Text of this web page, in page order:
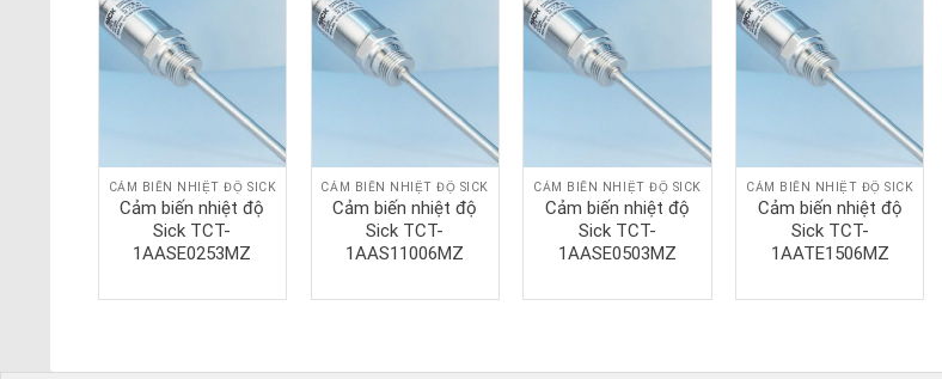
CẢM BIẾN NHIỆT ĐỘ SICK
Cảm biến nhiệt độ
Sick TCT-
1AASE0253MZ
CẢM BIẾN NHIỆT ĐỘ SICK
Cảm biến nhiệt độ
Sick TCT-
1AAS11006MZ
CẢM BIẾN NHIỆT ĐỘ SICK
Cảm biến nhiệt độ
Sick TCT-
1AASE0503MZ
CẢM BIẾN NHIỆT ĐỘ SICK
Cảm biến nhiệt độ
Sick TCT-
1AATE1506MZ